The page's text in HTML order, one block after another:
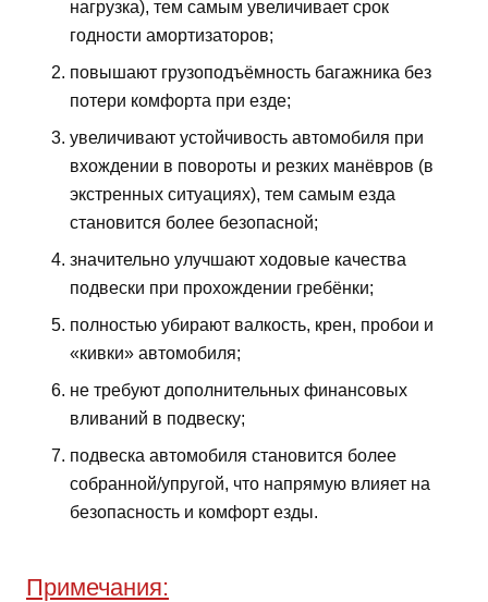
нагрузка), тем самым увеличивает срок
годности амортизаторов;
повышают грузоподъёмность багажника без
потери комфорта при езде;
увеличивают устойчивость автомобиля при
вхождении в повороты и резких манёвров (в
экстренных ситуациях), тем самым езда
становится более безопасной;
значительно улучшают ходовые качества
подвески при прохождении гребёнки;
полностью убирают валкость, крен, пробои и
«кивки» автомобиля;
не требуют дополнительных финансовых
вливаний в подвеску;
подвеска автомобиля становится более
собранной/упругой, что напрямую влияет на
безопасность и комфорт езды.
Примечания: